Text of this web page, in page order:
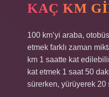
KAÇ KM
100 km’yi araba,
etmek farklı zaman
km 1 saatte kat
kat etmek 1 saat 50
sürerken, yürüyerek 20